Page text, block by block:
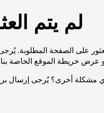
لم يتم
على الصفحة المطلوبة.
مشكلة أخرى؟ يُرجى إرسال